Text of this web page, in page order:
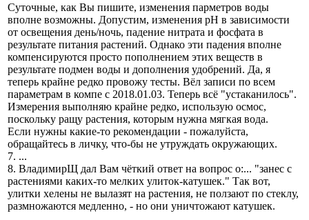
Суточные, как Вы пишите, изменения парметров воды
вполне возможны. Допустим, изменения рН в зависимости
от освещения день/ночь, падение нитрата и фосфата в
результате питания растений. Однако эти падения вполне
компенсируются просто пополнением этих веществ в
результате подмен воды и дополнения удобрений. Да, я
теперь крайне редко провожу тесты. Вёл записи по всем
параметрам в компе с 2018.01.03. Теперь всё "устаканилось".
Измерения выполняю крайне редко, использую осмос,
поскольку ращу растения, которым нужна мягкая вода.
Если нужны какие-то рекомендации - пожалуйста,
обращайтесь в личку, что-бы не утруждать окружающих.
7. ...
8. ВладимирЩ дал Вам чёткий ответ на вопрос о:... "занес с
растениями каких-то мелких улиток-катушек." Так вот,
улитки хелены не вылазят на растения, не ползают по стеклу,
размножаются медленно, - но они уничтожают катушек.